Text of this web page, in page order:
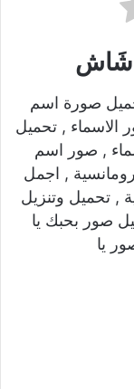
شَاش
صورة اسم
, تحميل
, صور اسم
, اجمل
تحميل وتنزيل
صور بحبك يا
يا